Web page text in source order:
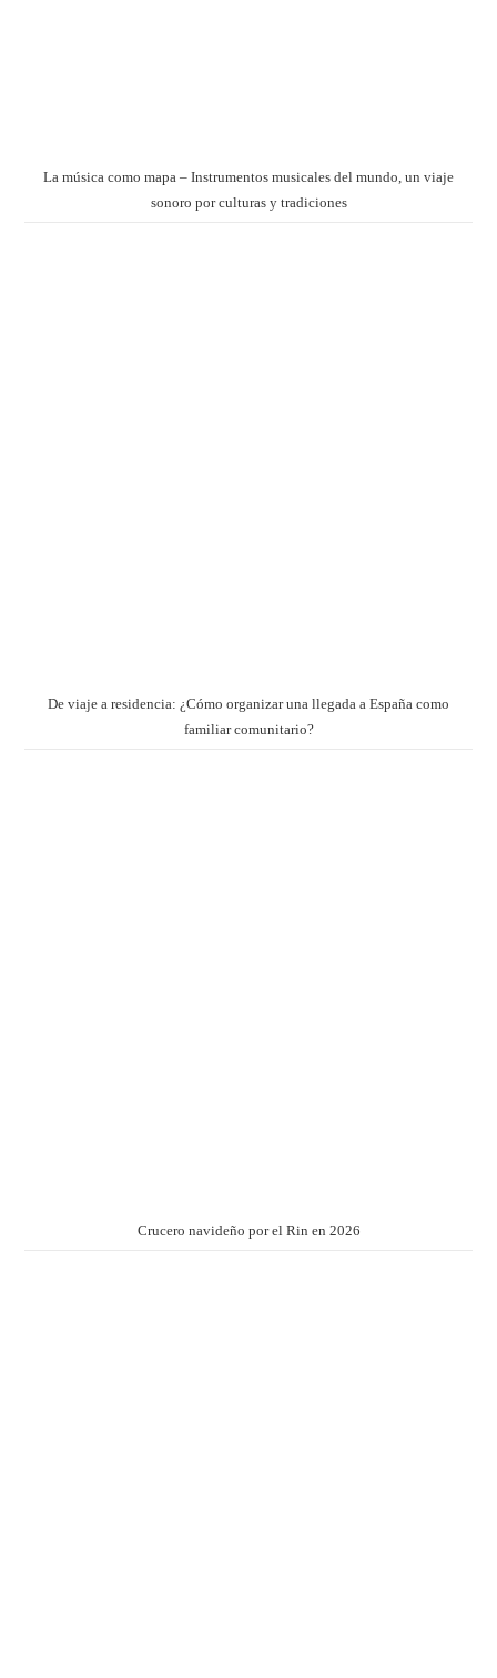
La música como mapa – Instrumentos musicales del mundo, un viaje
sonoro por culturas y tradiciones
De viaje a residencia: ¿Cómo organizar una llegada a España como
familiar comunitario?
Crucero navideño por el Rin en 2026